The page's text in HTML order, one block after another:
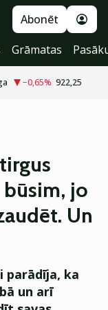
Abonēt
Grāmatas
−0,65% 922,25
jo
Un
parādīja, ka
un arī